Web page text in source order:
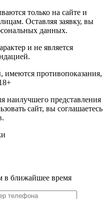
только на сайте и
Оставляя заявку, вы
данных.
и не является
имеются противопоказания,
наилучшего представления
сайт, вы соглашаетесь
в ближайшее время